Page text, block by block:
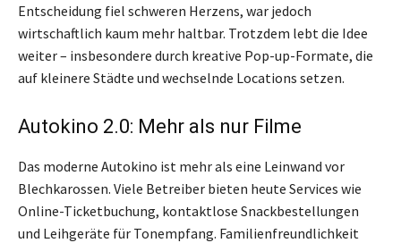
Entscheidung fiel schweren Herzens, war jedoch
wirtschaftlich kaum mehr haltbar. Trotzdem lebt die Idee
weiter – insbesondere durch kreative Pop-up-Formate, die
auf kleinere Städte und wechselnde Locations setzen.
Autokino 2.0: Mehr als nur Filme
Das moderne Autokino ist mehr als eine Leinwand vor
Blechkarossen. Viele Betreiber bieten heute Services wie
Online-Ticketbuchung, kontaktlose Snackbestellungen
und Leihgeräte für Tonempfang. Familienfreundlichkeit